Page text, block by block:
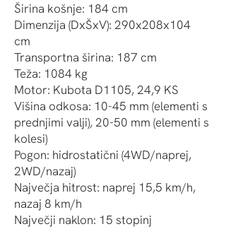
Širina košnje: 184 cm
Dimenzija (DxŠxV): 290x208x104
cm
Transportna širina: 187 cm
Teža: 1084 kg
Motor: Kubota D1105, 24,9 KS
Višina odkosa: 10-45 mm (elementi s
prednjimi valji), 20-50 mm (elementi s
kolesi)
Pogon: hidrostatični (4WD/naprej,
2WD/nazaj)
Največja hitrost: naprej 15,5 km/h,
nazaj 8 km/h
Največji naklon: 15 stopinj